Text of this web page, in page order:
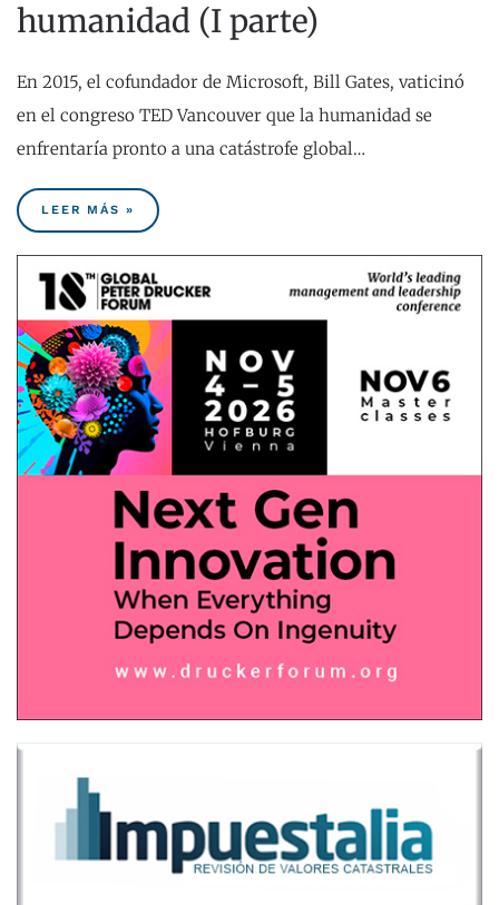
humanidad (I parte)
En 2015, el cofundador de Microsoft, Bill Gates, vaticinó
en el congreso TED Vancouver que la humanidad se
enfrentaría pronto a una catástrofe global…
LEER MÁS »